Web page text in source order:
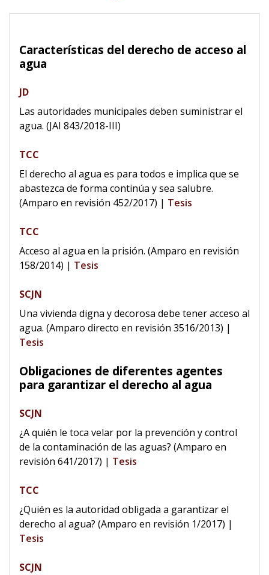
Características del derecho de acceso al
agua
JD
Las autoridades municipales deben suministrar el
agua. (JAI 843/2018-III)
TCC
El derecho al agua es para todos e implica que se
abastezca de forma continúa y sea salubre.
(Amparo en revisión 452/2017) | Tesis
TCC
Acceso al agua en la prisión. (Amparo en revisión
158/2014) | Tesis
SCJN
Una vivienda digna y decorosa debe tener acceso al
agua. (Amparo directo en revisión 3516/2013) |
Tesis
Obligaciones de diferentes agentes
para garantizar el derecho al agua
SCJN
¿A quién le toca velar por la prevención y control
de la contaminación de las aguas? (Amparo en
revisión 641/2017) | Tesis
TCC
¿Quién es la autoridad obligada a garantizar el
derecho al agua? (Amparo en revisión 1/2017) |
Tesis
SCJN